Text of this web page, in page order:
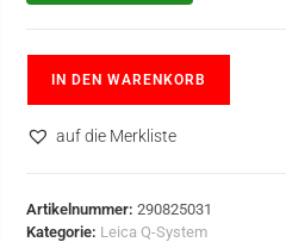
IN DEN WARENKORB
auf die Merkliste
Artikelnummer:290825031
Kategorie: Leica Q-System